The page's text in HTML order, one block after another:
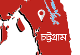
আন্দোলন সফল :
৫ আগস্ট, ২০২৬
সম্পর্ক ছিল : নাসির